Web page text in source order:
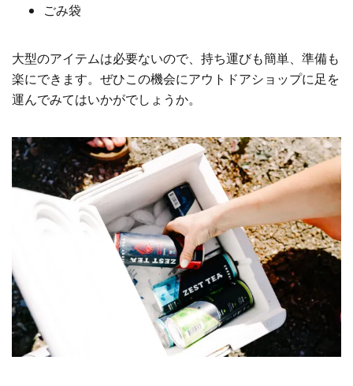
ごみ袋
大型のアイテムは必要ないので、持ち運びも簡単、準備も
楽にできます。ぜひこの機会にアウトドアショップに足を
運んでみてはいかがでしょうか。